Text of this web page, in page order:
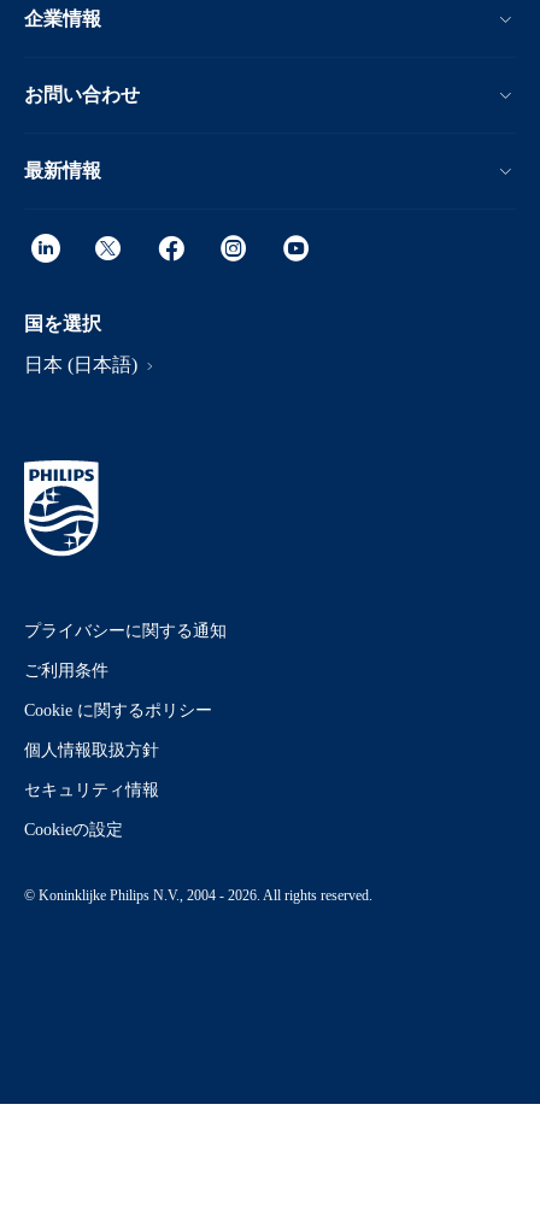
企業情報
お問い合わせ
最新情報
国を選択
日本 (日本語)
プライバシーに関する通知
ご利用条件
Cookie に関するポリシー
個人情報取扱方針
セキュリティ情報
Cookieの設定
© Koninklijke Philips N.V., 2004 - 2026. All rights reserved.